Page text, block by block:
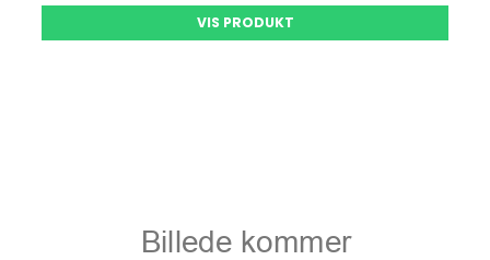
VIS PRODUKT